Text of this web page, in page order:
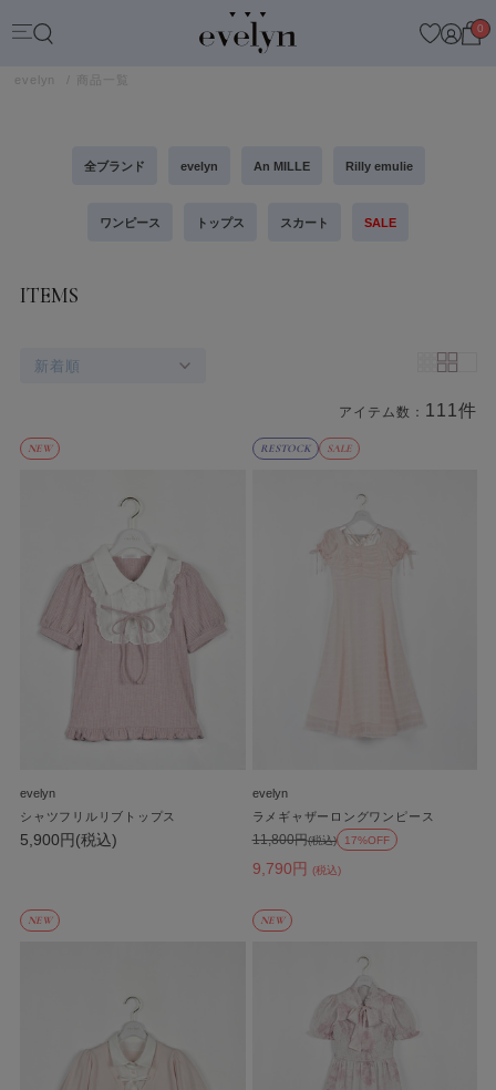
0
evelyn 商品一覧
全ブランド evelyn An MILLE Rilly emulie
ワンピース トップス スカート SALE
ITEMS
新着順
アイテム数： 111件
商品一覧
NEW
evelyn
シャツフリルリブトップス
5,900円(税込)
RESTOCK SALE
evelyn
ラメギャザーロングワンピース
9,790円 (税込)
11,800円(税込) 17%OFF
NEW NEW